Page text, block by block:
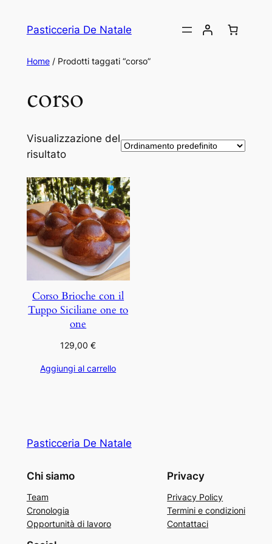
Pasticceria De Natale
Home/ Prodotti taggati “corso”
corso
Visualizzazione del
risultato
Corso Brioche con il
Tuppo Siciliane one to
one
129,00€
Aggiungi al carrello
Pasticceria De Natale
Chi siamo
Team
Cronologia
Opportunità di lavoro
Privacy
Privacy Policy
Termini e condizioni
Contattaci